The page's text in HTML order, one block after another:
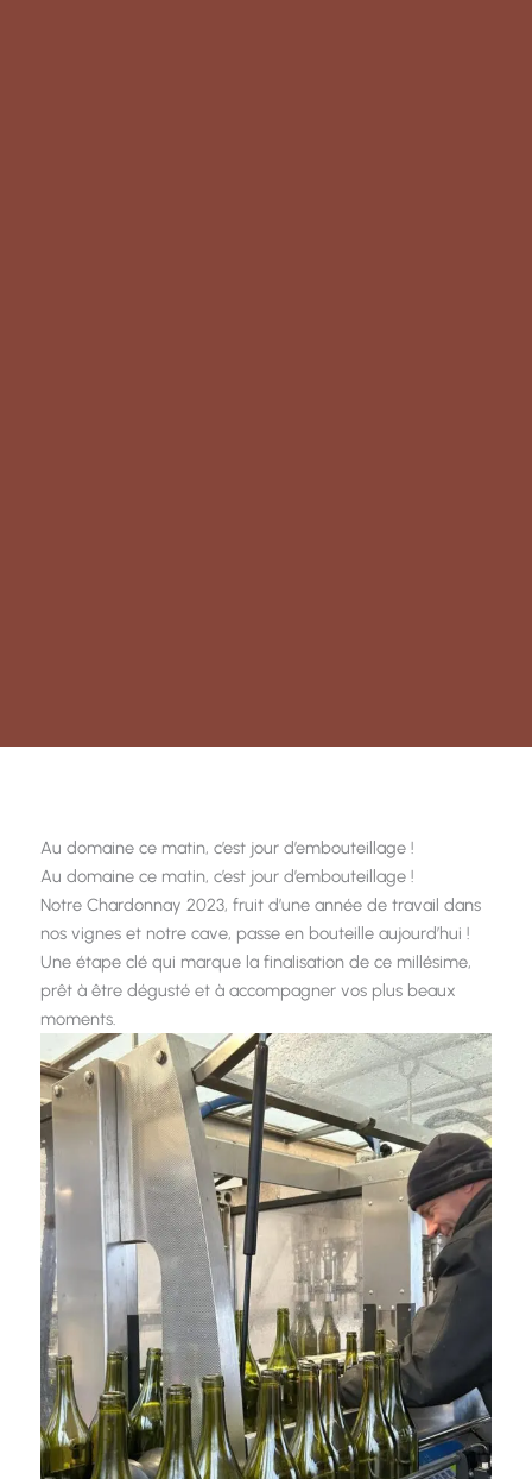
Au domaine ce matin, c’est jour d’embouteillage !
Au domaine ce matin, c’est jour d’embouteillage !
Notre Chardonnay 2023, fruit d’une année de travail dans
nos vignes et notre cave, passe en bouteille aujourd’hui !
Une étape clé qui marque la finalisation de ce millésime,
prêt à être dégusté et à accompagner vos plus beaux
moments.